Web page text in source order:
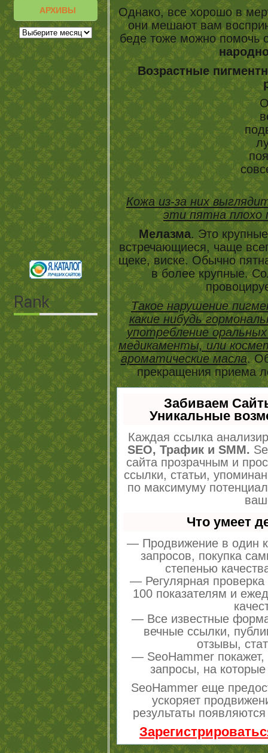
АРХИВЫ
Однако, все хорошо в
они мешают вам
беде тоже можно помочь
Возрастные
Кожа из-за них
эти пятна плохо
Мелазма. Это
встречающиеся, чаще
щеке, виске. Обычно
в более крупные.
Такое нарушение
какие нибудь
употребление
медикаменты, или
ароматические масла.
прекращения приема
Забиваем
Уникальные
Каждая ссылка
SEO, Трафик и SMM.
сайта прозрачным и
ссылки, статьи,
по максимуму
Что умеет
— Продвижение в один
запросов, покупка
степенью
— Регулярная проверка
100 показателям и
— Все известные
вечные ссылки,
отзывы,
— SeoHammer покажет,
запросы, на
SeoHammer еще
ускоряет
результаты